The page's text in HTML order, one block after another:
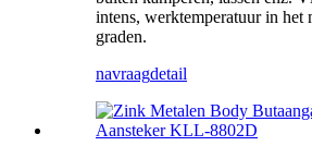
intens, werktemperatuur in het
graden.
navraagdetail